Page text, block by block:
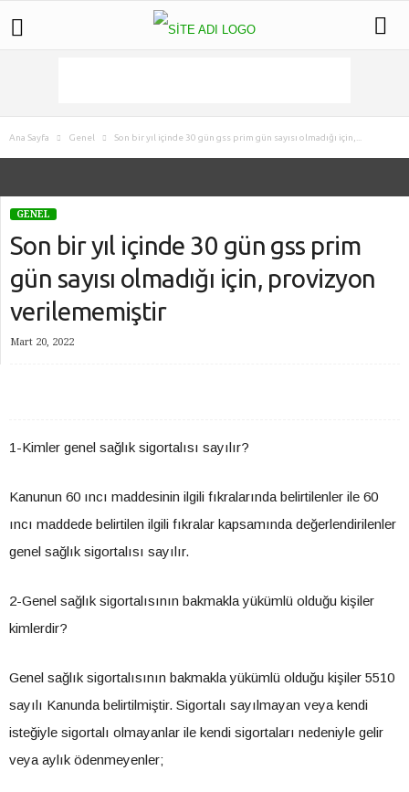
Ana Sayfa Genel Son bir yıl içinde 30 gün gss prim gün sayısı olmadığı için,...
GENEL
Son bir yıl içinde 30 gün gss prim
gün sayısı olmadığı için, provizyon
verilememiştir
Mart 20, 2022
1-Kimler genel sağlık sigortalısı sayılır?
Kanunun 60 ıncı maddesinin ilgili fıkralarında belirtilenler ile 60
ıncı maddede belirtilen ilgili fıkralar kapsamında değerlendirilenler
genel sağlık sigortalısı sayılır.
2-Genel sağlık sigortalısının bakmakla yükümlü olduğu kişiler
kimlerdir?
Genel sağlık sigortalısının bakmakla yükümlü olduğu kişiler 5510
sayılı Kanunda belirtilmiştir. Sigortalı sayılmayan veya kendi
isteğiyle sigortalı olmayanlar ile kendi sigortaları nedeniyle gelir
veya aylık ödenmeyenler;